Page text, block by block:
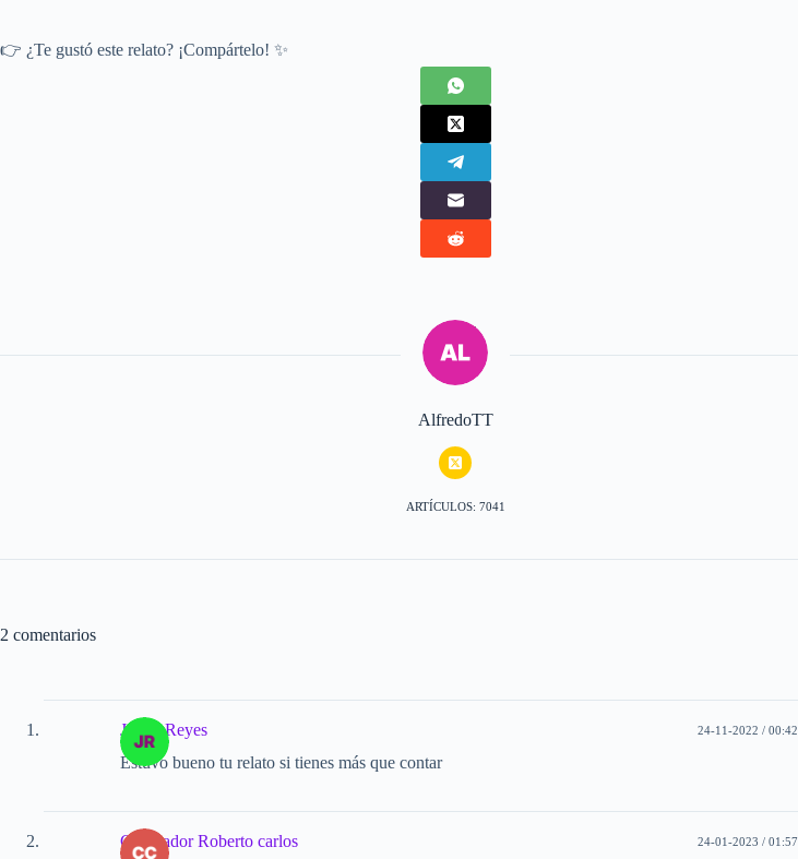
👉 ¿Te gustó este relato? ¡Compártelo! ✨
AlfredoTT
ARTÍCULOS: 7041
2 comentarios
Javier Reyes 24-11-2022 / 00:42
Estuvo bueno tu relato si tienes más que contar
Corneador Roberto carlos 24-01-2023 / 01:57